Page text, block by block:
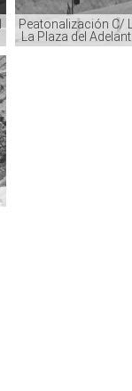
Peatonalización C/
La Plaza del